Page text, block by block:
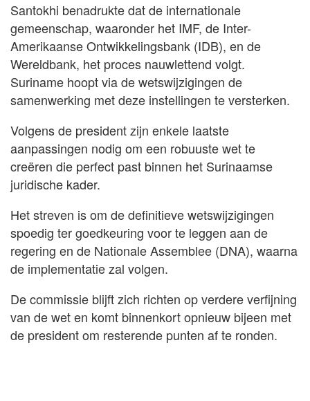
Santokhi benadrukte dat de internationale
gemeenschap, waaronder het IMF, de Inter-
Amerikaanse Ontwikkelingsbank (IDB), en de
Wereldbank, het proces nauwlettend volgt.
Suriname hoopt via de wetswijzigingen de
samenwerking met deze instellingen te versterken.
Volgens de president zijn enkele laatste
aanpassingen nodig om een robuuste wet te
creëren die perfect past binnen het Surinaamse
juridische kader.
Het streven is om de definitieve wetswijzigingen
spoedig ter goedkeuring voor te leggen aan de
regering en de Nationale Assemblee (DNA), waarna
de implementatie zal volgen.
De commissie blijft zich richten op verdere verfijning
van de wet en komt binnenkort opnieuw bijeen met
de president om resterende punten af te ronden.